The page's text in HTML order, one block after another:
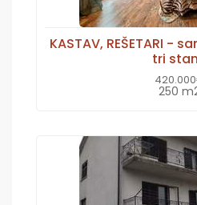
KASTAV, REŠETARI -
tri
250